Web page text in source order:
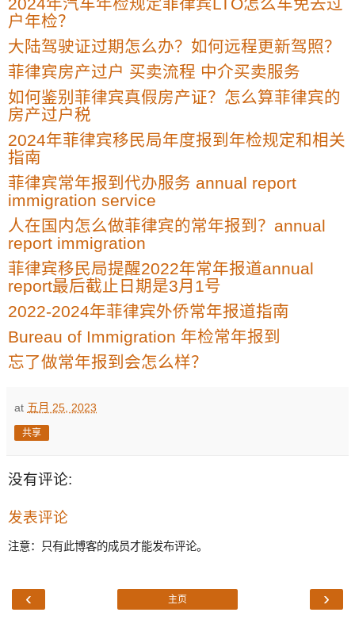
户年检？
大陆驾驶证过期怎么办？如何远程更新驾照？
菲律宾房产过户 买卖流程 中介买卖服务
如何鉴别菲律宾真假房产证？怎么算菲律宾的
房产过户税
2024年菲律宾移民局年度报到年检规定和相关
指南
菲律宾常年报到代办服务 annual report
immigration service
人在国内怎么做菲律宾的常年报到？annual
report immigration
菲律宾移民局提醒2022年常年报道annual
report最后截止日期是3月1号
2022-2024年菲律宾外侨常年报道指南
Bureau of Immigration 年检常年报到
忘了做常年报到会怎么样？
at 五月 25, 2023
共享
没有评论:
发表评论
注意：只有此博客的成员才能发布评论。
‹ ›
主页